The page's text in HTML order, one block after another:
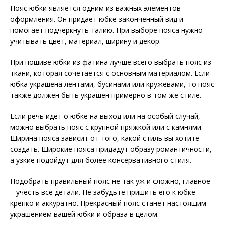
Пояс юбки является одним из важных элементов
оформления. Он придает юбке законченный вид и
помогает подчеркнуть талию. При выборе пояса нужно
учитывать цвет, материал, ширину и декор.
При пошиве юбки из фатина лучше всего выбрать пояс из
ткани, которая сочетается с основным материалом. Если
юбка украшена лентами, бусинами или кружевами, то пояс
также должен быть украшен примерно в том же стиле.
Если речь идет о юбке на выход или на особый случай,
можно выбрать пояс с крупной пряжкой или с камнями.
Ширина пояса зависит от того, какой стиль вы хотите
создать. Широкие пояса придадут образу романтичности,
а узкие подойдут для более консервативного стиля.
Подобрать правильный пояс не так уж и сложно, главное
– учесть все детали. Не забудьте пришить его к юбке
крепко и аккуратно. Прекрасный пояс станет настоящим
украшением вашей юбки и образа в целом.